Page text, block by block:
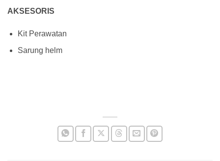
AKSESORIS
Kit Perawatan
Sarung helm